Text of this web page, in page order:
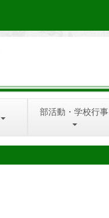
部活動・学校行事